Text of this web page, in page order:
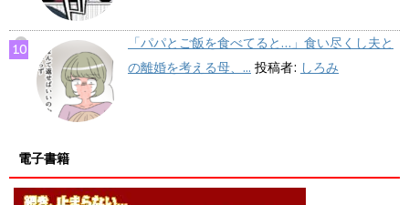
「パパとご飯を食べてると…」食い尽くし夫と
の離婚を考える母、... 投稿者: しろみ
電子書籍